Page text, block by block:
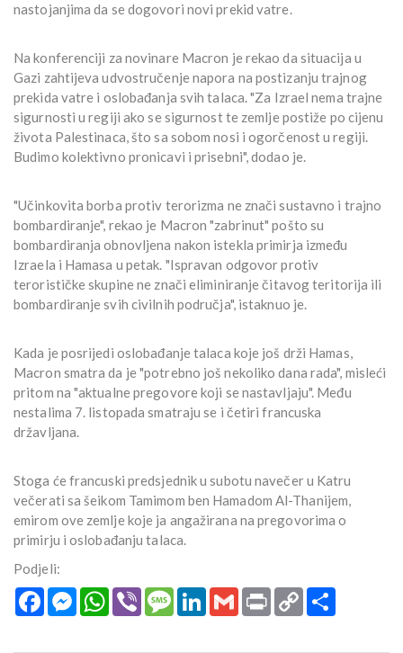
nastojanjima da se dogovori novi prekid vatre.
Na konferenciji za novinare Macron je rekao da situacija u
Gazi zahtijeva udvostručenje napora na postizanju trajnog
prekida vatre i oslobađanja svih talaca. "Za Izrael nema trajne
sigurnosti u regiji ako se sigurnost te zemlje postiže po cijenu
života Palestinaca, što sa sobom nosi i ogorčenost u regiji.
Budimo kolektivno pronicavi i prisebni", dodao je.
"Učinkovita borba protiv terorizma ne znači sustavno i trajno
bombardiranje", rekao je Macron "zabrinut" pošto su
bombardiranja obnovljena nakon istekla primirja između
Izraela i Hamasa u petak. "Ispravan odgovor protiv
terorističke skupine ne znači eliminiranje čitavog teritorija ili
bombardiranje svih civilnih područja", istaknuo je.
Kada je posrijedi oslobađanje talaca koje još drži Hamas,
Macron smatra da je "potrebno još nekoliko dana rada", misleći
pritom na "aktualne pregovore koji se nastavljaju". Među
nestalima 7. listopada smatraju se i četiri francuska
državljana.
Stoga će francuski predsjednik u subotu navečer u Katru
večerati sa šeikom Tamimom ben Hamadom Al-Thanijem,
emirom ove zemlje koje ja angažirana na pregovorima o
primirju i oslobađanju talaca.
Podjeli:
FacebookMessengerWhatsApp
Viber MessageLinkedInGmail Print Copy
Link